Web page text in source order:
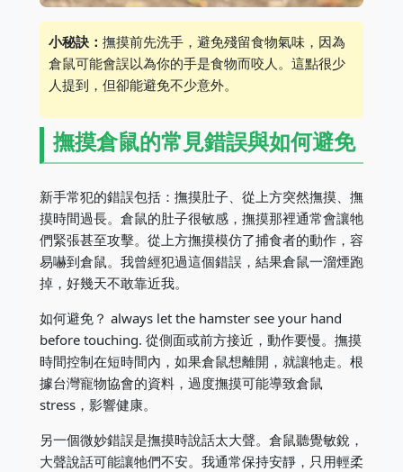
小秘訣： 撫摸前先洗手，避免殘留食物氣味，因為
倉鼠可能會誤以為你的手是食物而咬人。這點很少
人提到，但卻能避免不少意外。
撫摸倉鼠的常見錯誤與如何避免
新手常犯的錯誤包括：撫摸肚子、從上方突然撫摸、撫
摸時間過長。倉鼠的肚子很敏感，撫摸那裡通常會讓牠
們緊張甚至攻擊。從上方撫摸模仿了捕食者的動作，容
易嚇到倉鼠。我曾經犯過這個錯誤，結果倉鼠一溜煙跑
掉，好幾天不敢靠近我。
如何避免？ always let the hamster see your hand
before touching. 從側面或前方接近，動作要慢。撫摸
時間控制在短時間內，如果倉鼠想離開，就讓牠走。根
據台灣寵物協會的資料，過度撫摸可能導致倉鼠
stress，影響健康。
另一個微妙錯誤是撫摸時說話太大聲。倉鼠聽覺敏銳，
大聲說話可能讓牠們不安。我通常保持安靜，只用輕柔